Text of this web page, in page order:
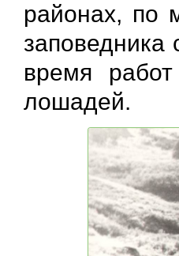
районах, по
время
лошадей.